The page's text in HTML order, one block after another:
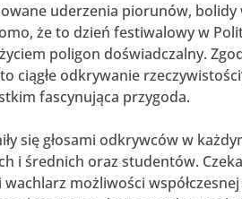
uderzenia piorunów, bolidy
że to dzień festiwalowy w
poligon doświadczalny.
ciągłe odkrywanie
fascynująca przygoda.
się głosami odkrywców w
i średnich oraz studentów.
możliwości